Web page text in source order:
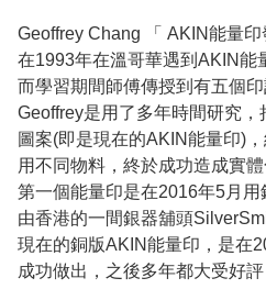
Geoffrey Chang 「 AKIN能量印
在1993年在溫哥華遇到AKIN能
而學習期間師傅傳授到有五個印
Geoffrey是用了多年時間研究，
圖案(即是現在的AKIN能量印)，
用不同物料，終於成功造成實體
第一個能量印是在2016年5月用
由香港的一間銀器舖頭
現在的銅版AKIN能量印，是在
成功做出，之後多年都大受好評